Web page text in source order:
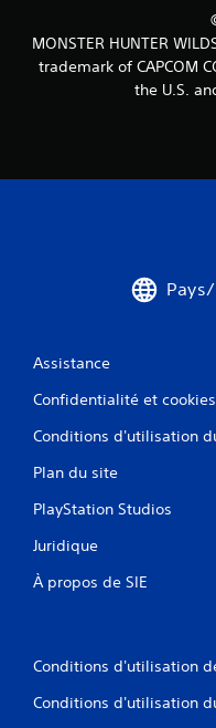
MONSTER HUNTER
trademark of CAPCOM
the U.S.
Assistance
Confidentialité et cookies
Conditions d'utilisation
Plan du site
PlayStation Studios
Juridique
À propos de SIE
Conditions d'utilisation
Conditions d'utilisation